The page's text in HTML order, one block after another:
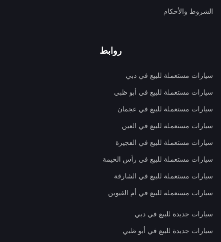
الشروط والأحكام
روابط
سيارات مستعملة للبيع في دبي
سيارات مستعملة للبيع في أبو ظبي
سيارات مستعملة للبيع في عجمان
سيارات مستعملة للبيع في العين
سيارات مستعملة للبيع في الفجيرة
سيارات مستعملة للبيع في رأس الخيمة
سيارات مستعملة للبيع في الشارقة
سيارات مستعملة للبيع في أم القيوين
سيارات جديدة للبيع في دبي
سيارات جديدة للبيع في أبو ظبي